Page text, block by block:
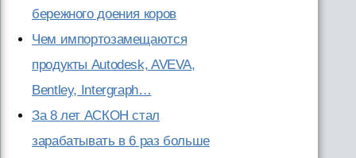
бережного доения коров
Чем импортозамещаются
продукты Autodesk, AVEVA,
Bentley, Intergraph…
За 8 лет АСКОН стал
зарабатывать в 6 раз больше